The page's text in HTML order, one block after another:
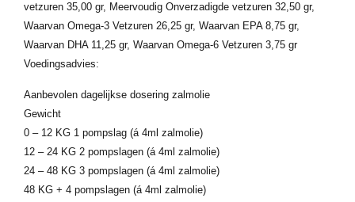
vetzuren 35,00 gr, Meervoudig Onverzadigde vetzuren 32,50 gr,
Waarvan Omega-3 Vetzuren 26,25 gr, Waarvan EPA 8,75 gr,
Waarvan DHA 11,25 gr, Waarvan Omega-6 Vetzuren 3,75 gr
Voedingsadvies:
Aanbevolen dagelijkse dosering zalmolie
Gewicht
0 – 12 KG 1 pompslag (á 4ml zalmolie)
12 – 24 KG 2 pompslagen (á 4ml zalmolie)
24 – 48 KG 3 pompslagen (á 4ml zalmolie)
48 KG + 4 pompslagen (á 4ml zalmolie)